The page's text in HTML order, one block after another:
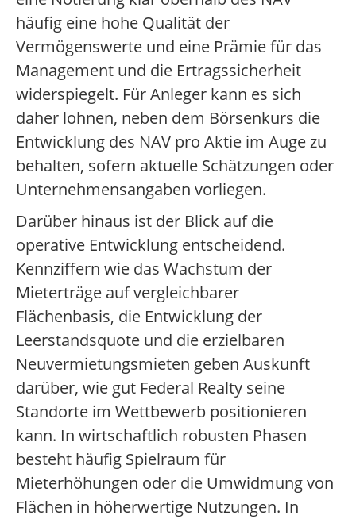
häufig eine hohe Qualität der
Vermögenswerte und eine Prämie für das
Management und die Ertragssicherheit
widerspiegelt. Für Anleger kann es sich
daher lohnen, neben dem Börsenkurs die
Entwicklung des NAV pro Aktie im Auge zu
behalten, sofern aktuelle Schätzungen oder
Unternehmensangaben vorliegen.
Darüber hinaus ist der Blick auf die
operative Entwicklung entscheidend.
Kennziffern wie das Wachstum der
Mieterträge auf vergleichbarer
Flächenbasis, die Entwicklung der
Leerstandsquote und die erzielbaren
Neuvermietungsmieten geben Auskunft
darüber, wie gut Federal Realty seine
Standorte im Wettbewerb positionieren
kann. In wirtschaftlich robusten Phasen
besteht häufig Spielraum für
Mieterhöhungen oder die Umwidmung von
Flächen in höherwertige Nutzungen. In